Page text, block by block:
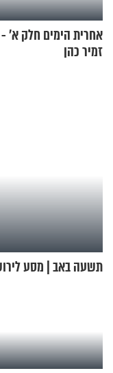
אחרית הימים חלק א’
זמיר כהן
תשעה באב | מסע